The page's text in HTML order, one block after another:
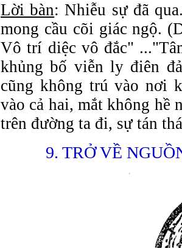
Lời bàn: Nhiễu sự đã
mong cầu cõi giác ngộ.
Vô trí diệc vô đắc"
khủng bố viễn ly điên
cũng không trú vào nơi
vào cả hai, mắt không hề
trên đường ta đi, sự tán
9. TRỞ VỀ